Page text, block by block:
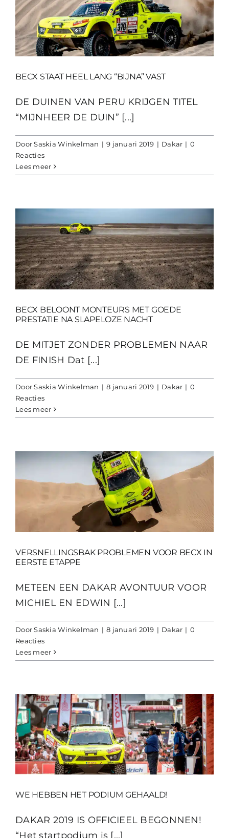
BECX STAAT HEEL LANG “BIJNA” VAST
DE DUINEN VAN PERU KRIJGEN TITEL
“MIJNHEER DE DUIN” [...]
DoorSaskia Winkelman | 9 januari 2019 | Dakar | 0
Reacties
Lees meer
BECX BELOONT MONTEURS MET GOEDE
PRESTATIE NA SLAPELOZE NACHT
DE MITJET ZONDER PROBLEMEN NAAR
DE FINISH Dat [...]
DoorSaskia Winkelman | 8 januari 2019 | Dakar | 0
Reacties
Lees meer
VERSNELLINGSBAK PROBLEMEN VOOR BECX IN
EERSTE ETAPPE
METEEN EEN DAKAR AVONTUUR VOOR
MICHIEL EN EDWIN [...]
DoorSaskia Winkelman | 8 januari 2019 | Dakar | 0
Reacties
Lees meer
WE HEBBEN HET PODIUM GEHAALD!
DAKAR 2019 IS OFFICIEEL BEGONNEN!
“Het startpodium is [...]